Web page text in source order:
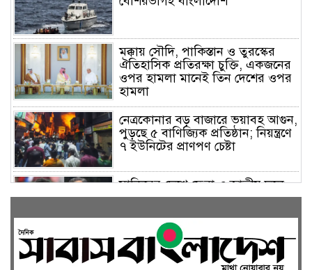
মক্কায় সৌদি, পাকিস্তান ও তুরস্কের
ঐতিহাসিক প্রতিরক্ষা চুক্তি, একজনের
ওপর হামলা মানেই তিন দেশের ওপর
হামলা
নেত্রকোনার বড় বাজারে ভয়াবহ আগুন,
পুড়ছে ৫ বাণিজ্যিক প্রতিষ্ঠান; নিয়ন্ত্রণে
৭ ইউনিটের প্রাণপণ চেষ্টা
সাকিবের দেশে ফেরা ও জাতীয় দলে
ফেরার সম্ভাবনা নেই, ইঙ্গিত ক্রীড়া
ফেসবুকে যুক্ত হলো বিকাশ, সহজ
হলো ডিজিটাল পেমেন্ট